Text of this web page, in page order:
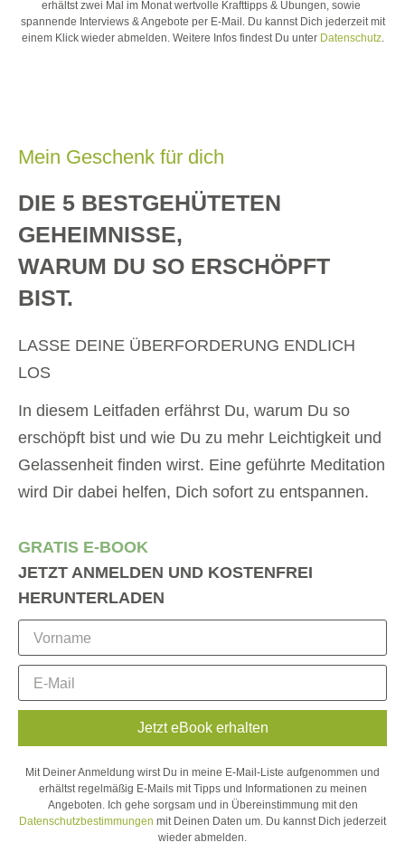
erhältst zwei Mal im Monat wertvolle Krafttipps & Übungen, sowie
spannende Interviews & Angebote per E-Mail. Du kannst Dich jederzeit mit
einem Klick wieder abmelden. Weitere Infos findest Du unter Datenschutz.
Mein Geschenk für dich
DIE 5 BESTGEHÜTETEN
GEHEIMNISSE,
WARUM DU SO ERSCHÖPFT
BIST.
LASSE DEINE ÜBERFORDERUNG ENDLICH
LOS
In diesem Leitfaden erfährst Du, warum Du so
erschöpft bist und wie Du zu mehr Leichtigkeit und
Gelassenheit finden wirst. Eine geführte Meditation
wird Dir dabei helfen, Dich sofort zu entspannen.
GRATIS E-BOOK
JETZT ANMELDEN UND KOSTENFREI
HERUNTERLADEN
Jetzt eBook erhalten
Mit Deiner Anmeldung wirst Du in meine E-Mail-Liste aufgenommen und
erhältst regelmäßig E-Mails mit Tipps und Informationen zu meinen
Angeboten. Ich gehe sorgsam und in Übereinstimmung mit den
Datenschutzbestimmungen mit Deinen Daten um. Du kannst Dich jederzeit
wieder abmelden.